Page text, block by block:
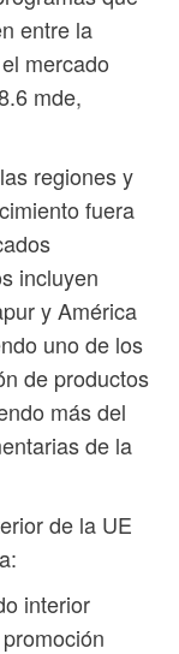
entre la
mercado
mde,
regiones y
fuera
incluyen
y América
uno de los
de productos
más del
de la
de la UE
interior